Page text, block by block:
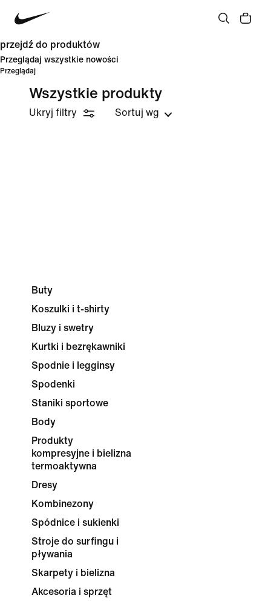
przejdź do produktów
Przeglądaj wszystkie nowości
Przeglądaj
Wszystkie produkty
Ukryj filtry Sortuj wg
Buty
Koszulki i t-shirty
Bluzy i swetry
Kurtki i bezrękawniki
Spodnie i legginsy
Spodenki
Staniki sportowe
Body
Produkty
kompresyjne i bielizna
termoaktywna
Dresy
Kombinezony
Spódnice i sukienki
Stroje do surfingu i
pływania
Skarpety i bielizna
Akcesoria i sprzęt